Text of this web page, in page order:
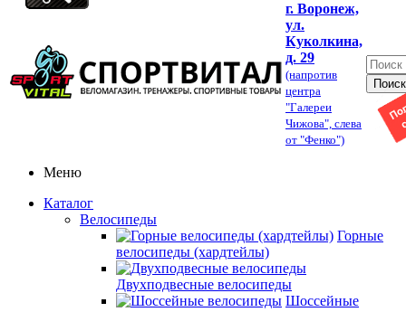
г. Воронеж,
ул.
Куколкина,
д. 29
(напротив
центра
"Галереи
Чижова", слева
от "Фенко")
Меню
Каталог
Велосипеды
Горные
велосипеды (хардтейлы)
Двухподвесные велосипеды
Шоссейные